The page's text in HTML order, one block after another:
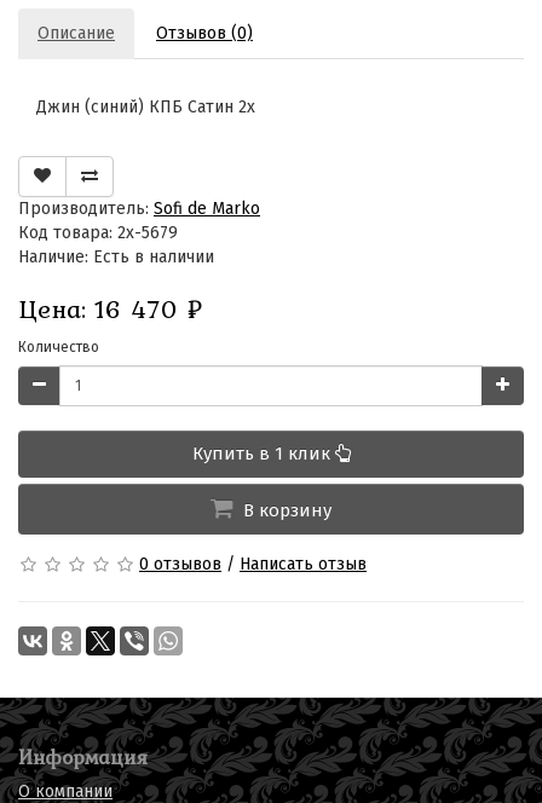
Описание Отзывов (0)
Джин (синий) КПБ Сатин 2х
Производитель: Sofi de Marko
Код товара: 2х-5679
Наличие: Есть в наличии
Цена: 16 470 ₽
Количество
Купить в 1 клик
В корзину
0 отзывов / Написать отзыв
Информация
О компании